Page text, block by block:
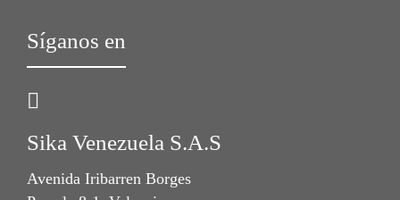
Síganos en
Sika Venezuela S.A.S
Avenida Iribarren Borges